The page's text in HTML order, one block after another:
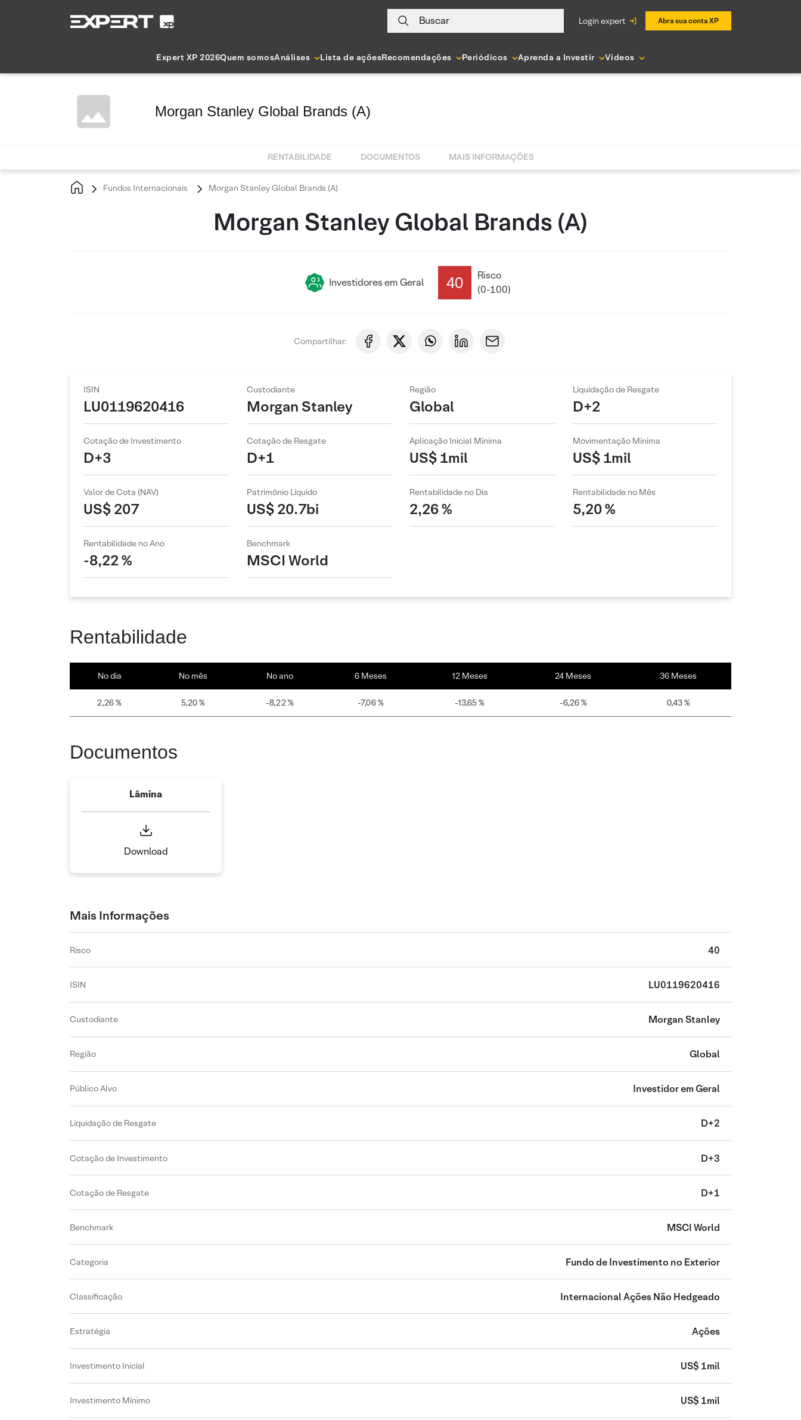
Buscar login expert Abra sua conta XP
Expert XP 2026Quem somosAnálises Lista de açõesRecomendações Periódicos Aprenda a Investir Vídeos
Morgan Stanley Global Brands (A)
RENTABILIDADE DOCUMENTOS MAIS INFORMAÇÕES
Fundos Internacionais Morgan Stanley Global Brands (A)
Morgan Stanley Global Brands (A)
Investidores em Geral 40
Risco
(0-100)
Compartilhar:
ISIN
LU0119620416
Custodiante
Morgan Stanley
Região
Global
Liquidação de Resgate
D+2
Cotação de Investimento
D+3
Cotação de Resgate
D+1
Aplicação Inicial Mínima
US$ 1mil
Movimentação Mínima
US$ 1mil
Valor de Cota (NAV)
US$ 207
Patrimônio Líquido
US$ 20.7bi
Rentabilidade no Dia
2,26 %
Rentabilidade no Mês
5,20 %
Rentabilidade no Ano
-8,22 %
Benchmark
MSCI World
Rentabilidade
No dia No mês No ano 6 Meses 12 Meses 24 Meses 36 Meses
2,26 % 5,20 % -8,22 % -7,06 % -13,65 % -6,26 % 0,43 %
Documentos
Lâmina
Download
Mais Informações
Risco 40
ISIN LU0119620416
Custodiante Morgan Stanley
Região Global
Público Alvo Investidor em Geral
Liquidação de Resgate D+2
Cotação de Investimento D+3
Cotação de Resgate D+1
Benchmark MSCI World
Categoria Fundo de Investimento no Exterior
Classificação Internacional Ações Não Hedgeado
Estratégia Ações
Investimento Inicial US$ 1mil
Investimento Mínimo US$ 1mil